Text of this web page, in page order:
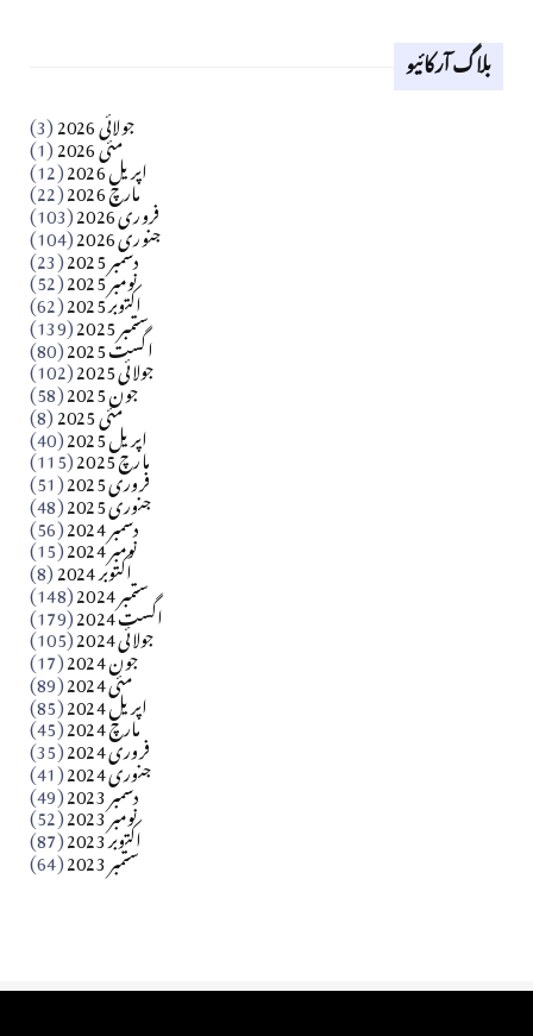
Apr 18, 2026
آزاد کشمیر جیسے احتجاج کی ضرورت ہے؟ از،،، ظہیرالدین
بلاگ آرکائیو
جولائی 2026 (3) مئی 2026 (1) اپریل 2026 (12) مارچ 2026 (22) فروری 2026 (103) جنوری 2026 (104) دسمبر 2025 (23) نومبر 2025 (52) اکتوبر 2025 (62) ستمبر 2025 (139) اگست 2025 (80) جولائی 2025 (102) جون 2025 (58) مئی 2025 (8) اپریل 2025 (40) مارچ 2025 (115) فروری 2025 (51) جنوری 2025 (48) دسمبر 2024 (56) نومبر 2024 (15) اکتوبر 2024 (8) ستمبر 2024 (148) اگست 2024 (179) جولائی 2024 (105) جون 2024 (17) مئی 2024 (89) اپریل 2024 (85) مارچ 2024 (45) فروری 2024 (35) جنوری 2024 (41) دسمبر 2023 (49) نومبر 2023 (52) اکتوبر 2023 (87) ستمبر 2023 (64)